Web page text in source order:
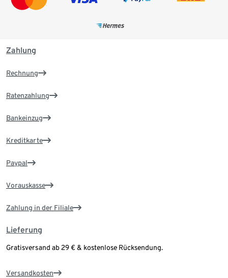
Zahlung
Rechnung
Ratenzahlung
Bankeinzug
Kreditkarte
Paypal
Vorauskasse
Zahlung in der Filiale
Lieferung
Gratisversand ab 29 € & kostenlose Rücksendung.
Versandkosten